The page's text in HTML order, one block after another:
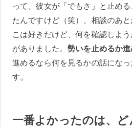
って、彼女が「でもさ」と止め
たんですけど（笑）、相談のあ
こは好きだけど、何を確認しよ
がありました。勢いを止めるか
進めるなら何を見るかの話にな
す。
一番よかったのは、